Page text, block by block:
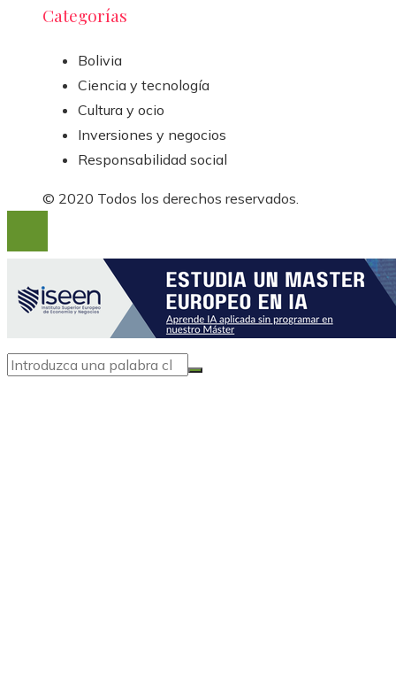
Categorías
Bolivia
Ciencia y tecnología
Cultura y ocio
Inversiones y negocios
Responsabilidad social
© 2020 Todos los derechos reservados.